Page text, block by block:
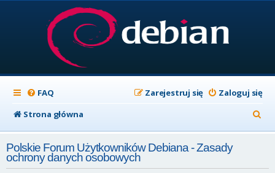
FAQ Zaloguj się
Zarejestruj się
Strona główna
z
k
Polskie Forum Użytkowników Debiana - Zasady
ochrony danych osobowych